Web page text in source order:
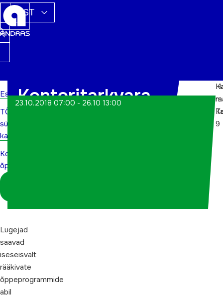
EST
Esileht
TÕN
sündmuste
kalender
Kontoritarkvara
õppeprogrammid
Kontoritarkvara
23.10.2018 07:00 - 26.10 13:00
9
Lugejad
saavad
iseseisvalt
rääkivate
õppeprogrammide
abil